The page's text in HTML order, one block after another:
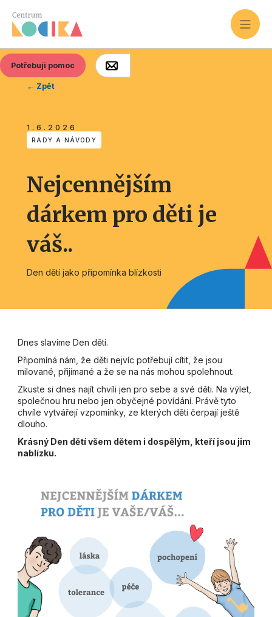
Potřebuji pomoc
← Zpět
1.6.2026
RADY A NÁVODY
Nejcennějším
dárkem pro děti je
váš..
Den dětí jako připomínka blízkosti
Dnes slavíme Den dětí.
Připomíná nám, že děti nejvíc potřebují cítit, že jsou
milované, přijímané a že se na nás mohou spolehnout.
Zkuste si dnes najít chvíli jen pro sebe a své děti. Na výlet,
společnou hru nebo jen obyčejné povídání. Právě tyto
chvíle vytvářejí vzpomínky, ze kterých děti čerpají ještě
dlouho.
Krásný Den dětí všem dětem i dospělým, kteří jsou jim
nablízku.